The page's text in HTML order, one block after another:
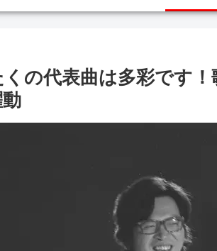
の代表曲は多彩です